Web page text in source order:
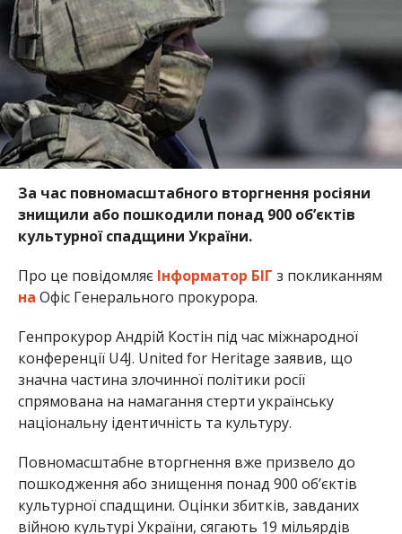
За час повномасштабного вторгнення росіяни
знищили або пошкодили понад 900 об’єктів
культурної спадщини України.
Про це повідомляє Інформатор БІГ з покликанням
на Офіс Генерального прокурора.
Генпрокурор Андрій Костін під час міжнародної
конференції U4J. United for Heritage заявив, що
значна частина злочинної політики росії
спрямована на намагання стерти українську
національну ідентичність та культуру.
Повномасштабне вторгнення вже призвело до
пошкодження або знищення понад 900 об’єктів
культурної спадщини. Оцінки збитків, завданих
війною культурі України, сягають 19 мільярдів